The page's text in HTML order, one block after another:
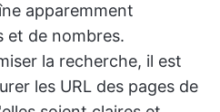
apparemment
et de nombres.
la recherche, il est
les URL des pages de